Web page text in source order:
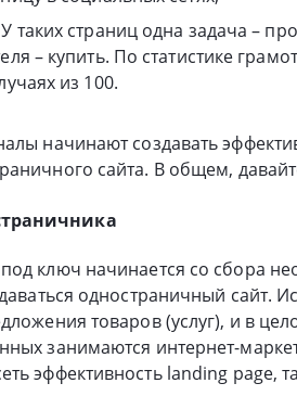
страниц одна задача –
– купить. По статистике
из 100.
начинают создавать
сайта. В общем,
ключ начинается со сбора
одностраничный сайт.
товаров (услуг), и в
занимаются интернет-
эффективность landing page,